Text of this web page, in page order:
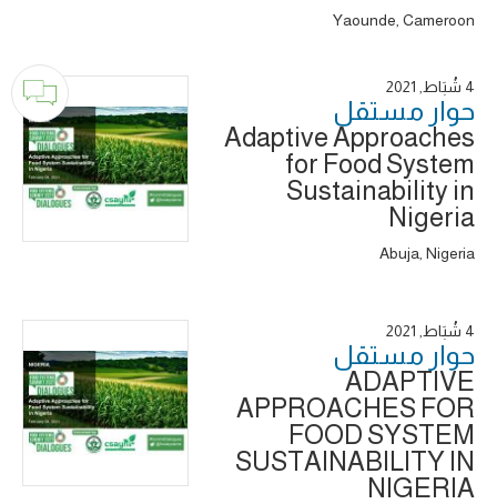
Yaounde, Cameroon
4 شُبَاط, 2021
حوار ‎مستقل
Adaptive Approaches
for Food System
Sustainability in
Nigeria
Abuja, Nigeria
4 شُبَاط, 2021
حوار ‎مستقل
ADAPTIVE
APPROACHES FOR
FOOD SYSTEM
SUSTAINABILITY IN
NIGERIA